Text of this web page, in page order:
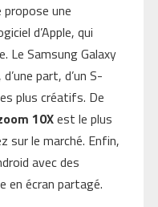
propose une
d’Apple, qui
Le Samsung Galaxy
part, d’un S-
plus créatifs. De
10Xest le plus
sur le marché. Enfin,
avec des
en écran partagé.